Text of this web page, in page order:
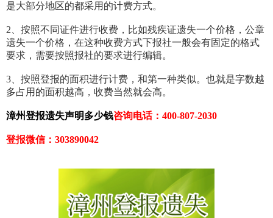
是大部分地区的都采用的计费方式。
2、按照不同证件进行收费，比如残疾证遗失一个价格，公章
遗失一个价格，在这种收费方式下报社一般会有固定的格式
要求，需要按照报社的要求进行编辑。
3、按照登报的面积进行计费，和第一种类似。也就是字数越
多占用的面积越高，收费当然就会高。
漳州登报遗失声明多少钱咨询电话：400-807-2030
登报微信：303890042